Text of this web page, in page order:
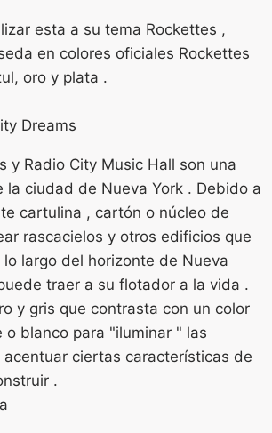
esta a su tema Rockettes ,
en colores oficiales Rockettes
oro y plata .
Dreams
y Radio City Music Hall son una
la ciudad de Nueva York . Debido a
cartulina , cartón o núcleo de
rascacielos y otros edificios que
largo del horizonte de Nueva
traer a su flotador a la vida .
y gris que contrasta con un color
o blanco para "iluminar " las
ciertas características de
.